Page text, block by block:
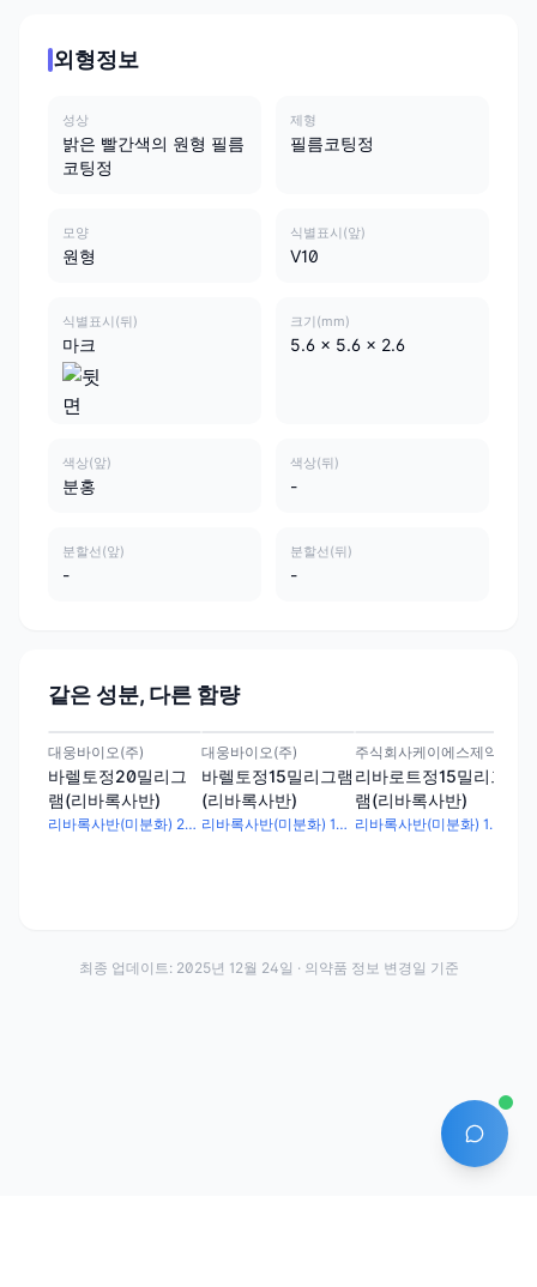
외형정보
성상
밝은 빨간색의 원형 필름
코팅정
제형
필름코팅정
모양
원형
식별표시(앞)
V10
식별표시(뒤)
마크
크기(mm)
5.6 x 5.6 x 2.6
색상(앞)
분홍
색상(뒤)
-
분할선(앞)
-
분할선(뒤)
-
같은 성분, 다른 함량
대웅바이오(주)
바렐토정20밀리그
램(리바록사반)
리바록사반(미분화) 20mg
대웅바이오(주)
바렐토정15밀리그램
(리바록사반)
리바록사반(미분화) 15mg
주식회사케이에스제약
리바로트정15밀리그
램(리바록사반)
리바록사반(미분화) 15mg
AI 에이
최종 업데이트: 2025년 12월 24일 · 의약품 정보 변경일 기준